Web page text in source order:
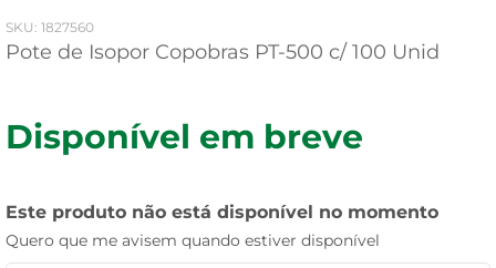
: 1827560
Pote de Isopor Copobras PT-500 c/ 100 Unid
Disponível em breve
Este produto não está disponível no momento
Quero que me avisem quando estiver disponível